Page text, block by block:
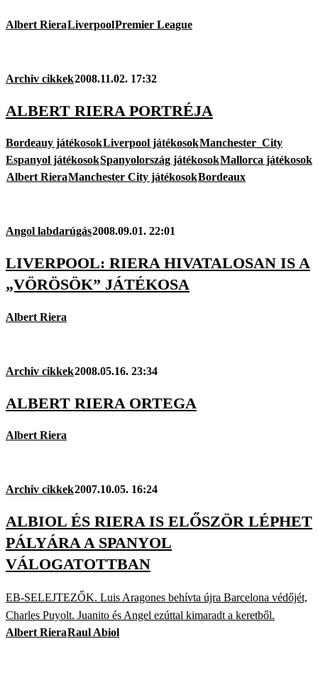
Albert RieraLiverpoolPremier League
Archiv cikkek2008.11.02. 17:32
ALBERT RIERA PORTRÉJA
Bordeauy játékosokLiverpool játékosokManchester_City
Espanyol játékosokSpanyolország játékosokMallorca játékosok
Albert RieraManchester City játékosokBordeaux
Angol labdarúgás2008.09.01. 22:01
LIVERPOOL: RIERA HIVATALOSAN IS A
„VÖRÖSÖK” JÁTÉKOSA
Albert Riera
Archiv cikkek2008.05.16. 23:34
ALBERT RIERA ORTEGA
Albert Riera
Archiv cikkek2007.10.05. 16:24
ALBIOL ÉS RIERA IS ELŐSZÖR LÉPHET
PÁLYÁRA A SPANYOL
VÁLOGATOTTBAN
EB-SELEJTEZŐK. Luis Aragones behívta újra Barcelona védőjét,
Charles Puyolt. Juanito és Angel ezúttal kimaradt a keretből.
Albert RieraRaul Abiol